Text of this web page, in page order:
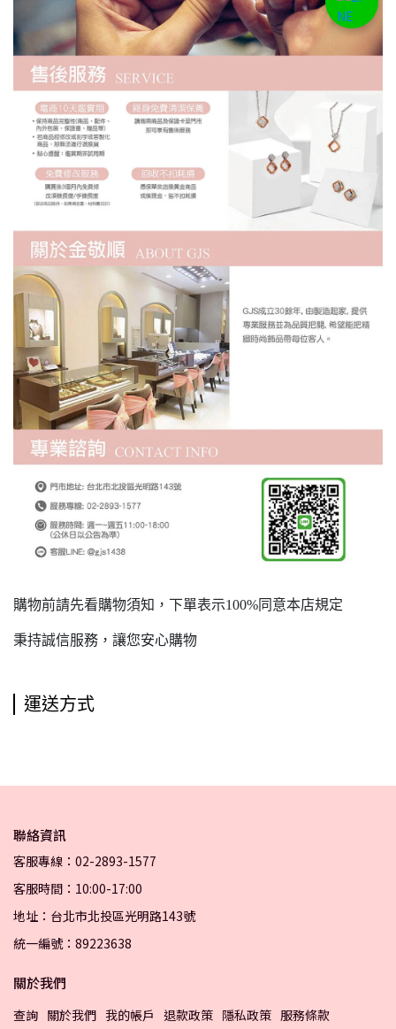
購物前請先看購物須知，下單表示100%同意本店規定
秉持誠信服務，讓您安心購物
運送方式
聯絡資訊
客服專線：02-2893-1577
客服時間：10:00-17:00
地址：台北市北投區光明路143號
統一編號：89223638
關於我們
查詢 關於我們 我的帳戶 退款政策 隱私政策 服務條款